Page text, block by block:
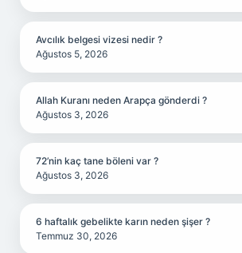
Avcılık belgesi vizesi nedir ?
Ağustos 5, 2026
Allah Kuranı neden Arapça gönderdi ?
Ağustos 3, 2026
72’nin kaç tane böleni var ?
Ağustos 3, 2026
6 haftalık gebelikte karın neden şişer ?
Temmuz 30, 2026